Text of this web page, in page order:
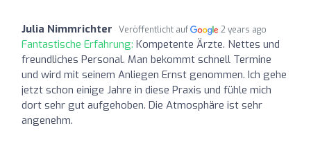
Julia Nimmrichter Veröffentlicht auf 2 years ago
Fantastische Erfahrung: Kompetente Ärzte. Nettes und
freundliches Personal. Man bekommt schnell Termine
und wird mit seinem Anliegen Ernst genommen. Ich gehe
jetzt schon einige Jahre in diese Praxis und fühle mich
dort sehr gut aufgehoben. Die Atmosphäre ist sehr
angenehm.